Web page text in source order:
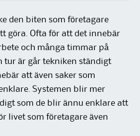
den biten som företagare
göra. Ofta för att det innebär
och många timmar på
tur är går tekniken ständigt
att även saker som
Systemen blir mer
som de blir ännu enklare att
livet som företagare även